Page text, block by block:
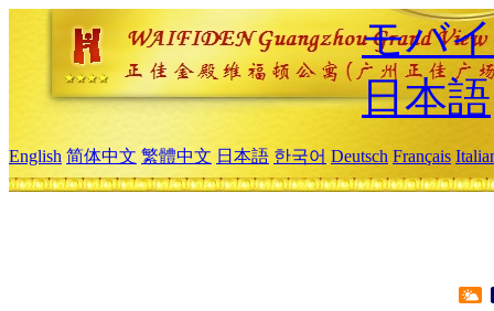
モバ
日本語
English 简体中文 繁體中文 日本語 한국어 Deutsch Français